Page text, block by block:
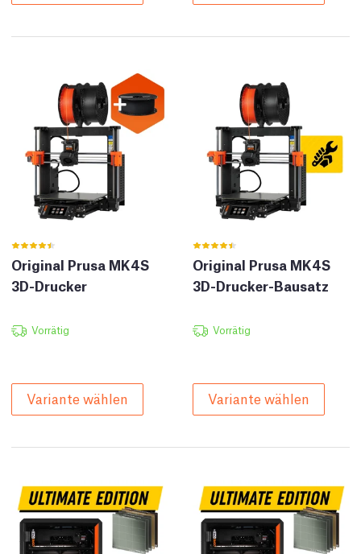
Original Prusa MK4S
3D-Drucker
Vorrätig
Variante wählen
Original Prusa MK4S
3D-Drucker-Bausatz
Vorrätig
Variante wählen